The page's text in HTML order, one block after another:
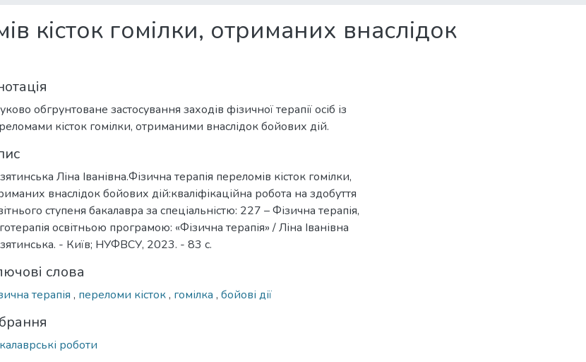
кісток гомілки, отриманих внаслідок
обгрунтоване застосування заходів фізичної терапії осіб із
кісток гомілки, отриманими внаслідок бойових дій.
Ліна Іванівна.Фізична терапія переломів кісток гомілки,
внаслідок бойових дій:кваліфікаційна робота на здобуття
ступеня бакалавра за спеціальністю: 227 – Фізична терапія,
освітньою програмою: «Фізична терапія» / Ліна Іванівна
- Київ; НУФВСУ, 2023. - 83 с.
слова
терапія , переломи кісток, гомілка , бойові дії
роботи